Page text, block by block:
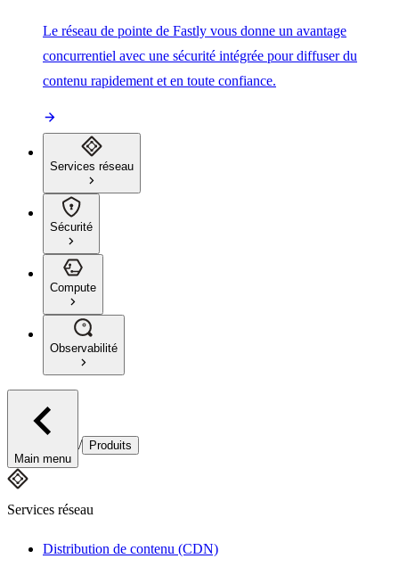
Le réseau de pointe de Fastly vous donne un avantage
concurrentiel avec une sécurité intégrée pour diffuser du
contenu rapidement et en toute confiance.
Services réseau
Sécurité
Compute
Observabilité
Main menu
/ Produits
Services réseau
Distribution de contenu (CDN)